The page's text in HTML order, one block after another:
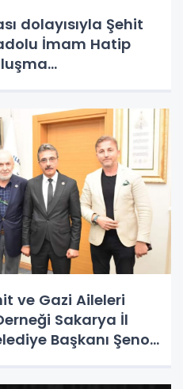
dolayısıyla Şehit
İmam Hatip
ve Gazi Aileleri
Sakarya İl
Başkanı Şenol